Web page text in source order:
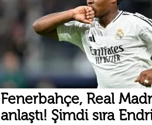
Fenerbahçe, Real
anlaştı! Şimdi sıra